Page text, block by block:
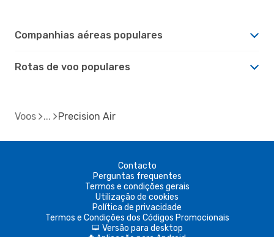
Companhias aéreas populares
Rotas de voo populares
Voos Precision Air
Contacto
Perguntas frequentes
Termos e condições gerais
Utilização de cookies
Política de privacidade
Termos e Condições dos Códigos Promocionais
d Versão para desktop